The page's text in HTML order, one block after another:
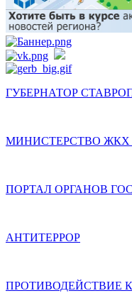
ГУБЕРНАТОР
МИНИСТЕРСТВО ЖКХ
ПОРТАЛ ОРГАНОВ
АНТИТЕРРОР
ПРОТИВОДЕЙСТВИЕ